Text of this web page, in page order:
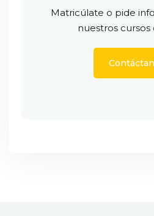
Matricúlate o pide
nuestros cursos